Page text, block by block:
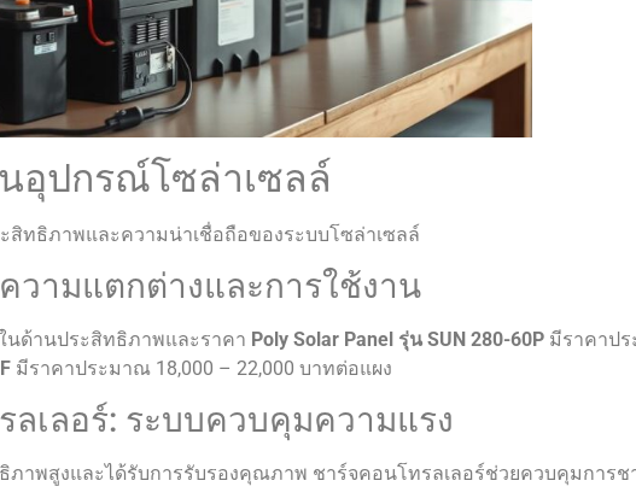
อุปกรณ์โซล่าเซลล์
ทธิภาพและความน่าเชื่อถือของระบบโซล่าเซลล์
วามแตกต่างและการใช้งาน
นด้านประสิทธิภาพและราคา Poly Solar Panel รุ่น SUN 280-60P มีราคาปร
มีราคาประมาณ 18,000 – 22,000 บาทต่อแผง
ลเลอร์: ระบบควบคุมความแรง
ภาพสูงและได้รับการรับรองคุณภาพ ชาร์จคอนโทรลเลอร์ช่วยควบคุมการช